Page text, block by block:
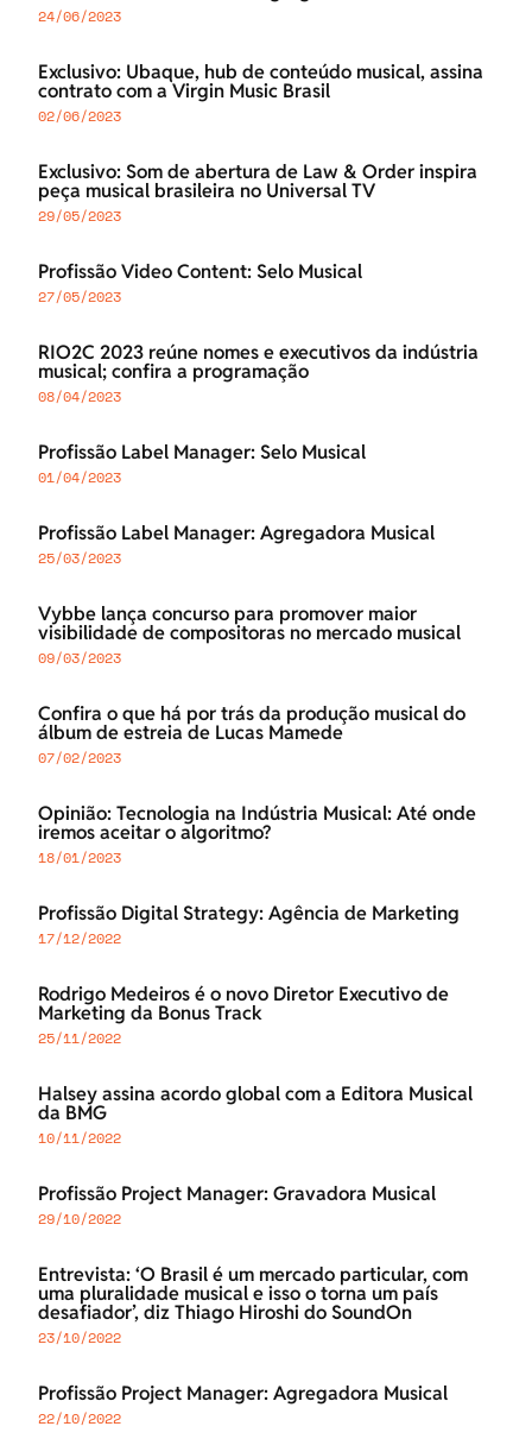
24/06/2023
Exclusivo: Ubaque, hub de conteúdo musical, assina
contrato com a Virgin Music Brasil
02/06/2023
Exclusivo: Som de abertura de Law & Order inspira
peça musical brasileira no Universal TV
29/05/2023
Profissão Video Content: Selo Musical
27/05/2023
RIO2C 2023 reúne nomes e executivos da indústria
musical; confira a programação
08/04/2023
Profissão Label Manager: Selo Musical
01/04/2023
Profissão Label Manager: Agregadora Musical
25/03/2023
Vybbe lança concurso para promover maior
visibilidade de compositoras no mercado musical
09/03/2023
Confira o que há por trás da produção musical do
álbum de estreia de Lucas Mamede
07/02/2023
Opinião: Tecnologia na Indústria Musical: Até onde
iremos aceitar o algoritmo?
18/01/2023
Profissão Digital Strategy: Agência de Marketing
17/12/2022
Rodrigo Medeiros é o novo Diretor Executivo de
Marketing da Bonus Track
25/11/2022
Halsey assina acordo global com a Editora Musical
da BMG
10/11/2022
Profissão Project Manager: Gravadora Musical
29/10/2022
Entrevista: ‘O Brasil é um mercado particular, com
uma pluralidade musical e isso o torna um país
desafiador’, diz Thiago Hiroshi do SoundOn
23/10/2022
Profissão Project Manager: Agregadora Musical
22/10/2022